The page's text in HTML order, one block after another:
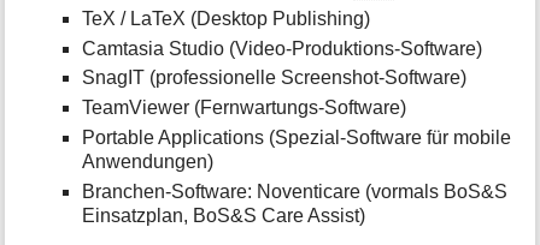
TeX / LaTeX (Desktop Publishing)
Camtasia Studio (Video-Produktions-Software)
SnagIT (professionelle Screenshot-Software)
TeamViewer (Fernwartungs-Software)
Portable Applications (Spezial-Software für mobile
Anwendungen)
Branchen-Software: Noventicare (vormals BoS&S
Einsatzplan, BoS&S Care Assist)